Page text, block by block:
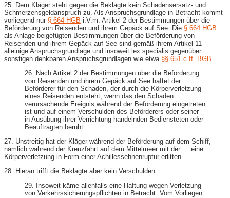
25. Dem Kläger steht gegen die Beklagte kein Schadensersatz- und
Schmerzensgeldanspruch zu. Als Anspruchsgrundlage in Betracht kommt
vorliegend nur § 664 HGB i.V.m. Artikel 2 der Bestimmungen über die
Beförderung von Reisenden und ihrem Gepäck auf See. Die § 664 HGB
als Anlage beigefügten Bestimmungen über die Beförderung von
Reisenden und ihrem Gepäck auf See sind gemäß ihrem Artikel 11
alleinige Anspruchsgrundlage und insoweit lex specialis gegenüber
sonstigen denkbaren Anspruchsgrundlagen wie etwa §§ 651 c ff. BGB.
26. Nach Artikel 2 der Bestimmungen über die Beförderung
von Reisenden und ihrem Gepäck auf See haftet der
Beförderer für den Schaden, der durch die Körperverletzung
eines Reisenden entsteht, wenn das den Schaden
verursachende Ereignis während der Beförderung eingetreten
ist und auf einem Verschulden des Beförderers oder seiner
in Ausübung ihrer Verrichtung handelnden Bediensteten oder
Beauftragten beruht.
27. Unstreitig hat der Kläger während der Beförderung auf dem Schiff,
nämlich während der Kreuzfahrt auf dem Mittelmeer mit der … eine
Körperverletzung in Form einer Achillessehnenruptur erlitten.
28. Hieran trifft die Beklagte aber kein Verschulden.
29. Insoweit käme allenfalls eine Haftung wegen Verletzung
von Verkehrssicherungspflichten in Betracht. Vom Vorliegen